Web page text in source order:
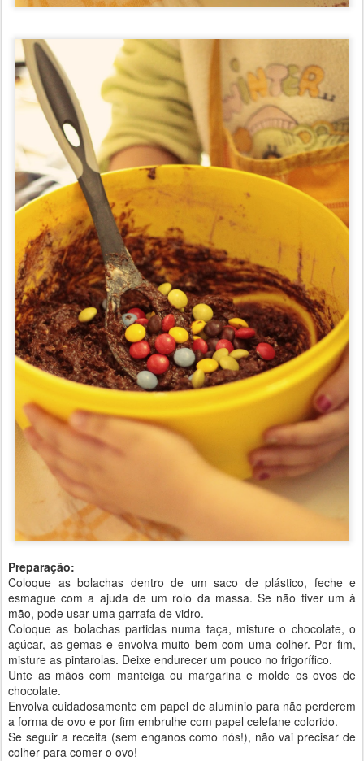
Preparação:
Coloque as bolachas dentro de um saco de plástico, feche e
esmague com a ajuda de um rolo da massa. Se não tiver um à
mão, pode usar uma garrafa de vidro.
Coloque as bolachas partidas numa taça, misture o chocolate, o
açúcar, as gemas e envolva muito bem com uma colher. Por fim,
misture as pintarolas. Deixe endurecer um pouco no frigorífico.
Unte as mãos com manteiga ou margarina e molde os ovos de
chocolate.
Envolva cuidadosamente em papel de alumínio para não perderem
a forma de ovo e por fim embrulhe com papel celefane colorido.
Se seguir a receita (sem enganos como nós!), não vai precisar de
colher para comer o ovo!